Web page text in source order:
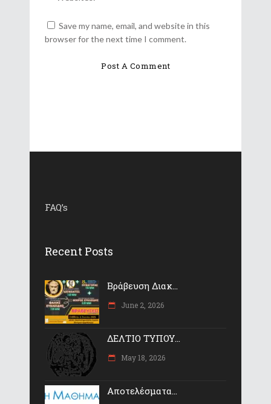
Save my name, email, and website in this
browser for the next time I comment.
FAQ’s
Recent Posts
Βράβευση Διακ...
June 2, 2026
ΔΕΛΤΙΟ ΤΥΠΟΥ...
May 18, 2026
Αποτελέσματα...